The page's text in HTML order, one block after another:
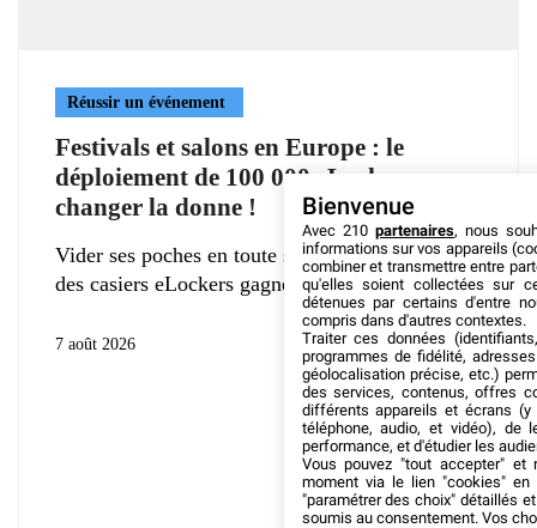
Réussir un événement
Festivals et salons en Europe : le
déploiement de 100 000 eLockers va
changer la donne !
Vider ses poches en toute sécurité : la déferlante
des casiers eLockers gagne
7 août 2026
Bienvenue
Avec 210 partenaires, nous
informations sur vos appareils
combiner et transmettre entre
qu'elles soient collectées sur
détenues par certains d'entre
compris dans d'autres contextes.
Traiter ces données
programmes de fidélité,
géolocalisation précise, etc.)
des services, contenus, offres
différents appareils et écrans (y
téléphone, audio, et vidéo), de
performance, et d'étudier les
Vous pouvez "tout accepter" et
moment via le lien "cookies" en
"paramétrer des choix" détaillés
soumis au consentement. Vos